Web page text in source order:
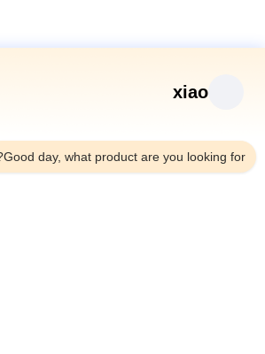
xiao
Good day, what product are you looking